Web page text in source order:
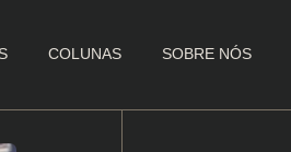
COLUNAS SOBRE NÓS